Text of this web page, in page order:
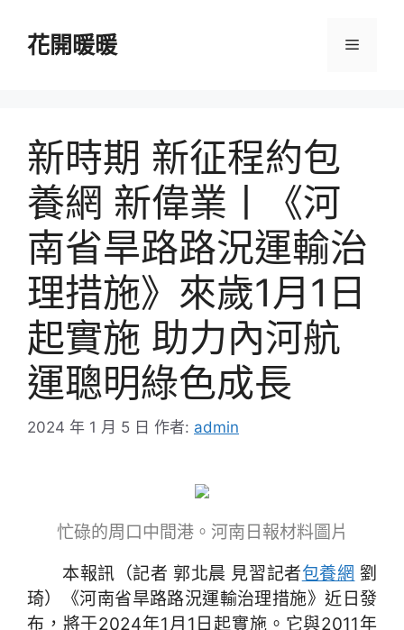
花開暖暖 選
新時期 新征程約包
養網 新偉業丨《河
南省旱路路況運輸治
理措施》來歲1月1日
起實施 助力內河航
運聰明綠色成長
2024 年 1 月 5 日 作者: admin
忙碌的周口中間港。河南日報材料圖片
本報訊（記者 郭北晨 見習記者包養網 劉
琦）《河南省旱路路況運輸治理措施》近日發
布，將于2024年1月1日起實施。它與2011年